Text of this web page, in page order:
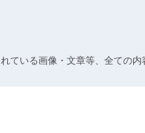
ている画像・文章等、全ての